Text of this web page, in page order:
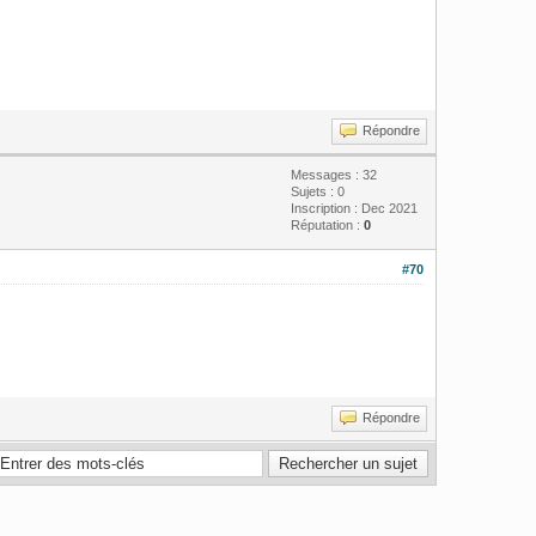
Répondre
Messages : 32
Sujets : 0
Inscription : Dec 2021
Réputation : 0
#70
Répondre